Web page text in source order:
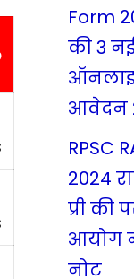
Form
की 3
आवेदन
RPSC
2024
प्री की
आयोग
नोट